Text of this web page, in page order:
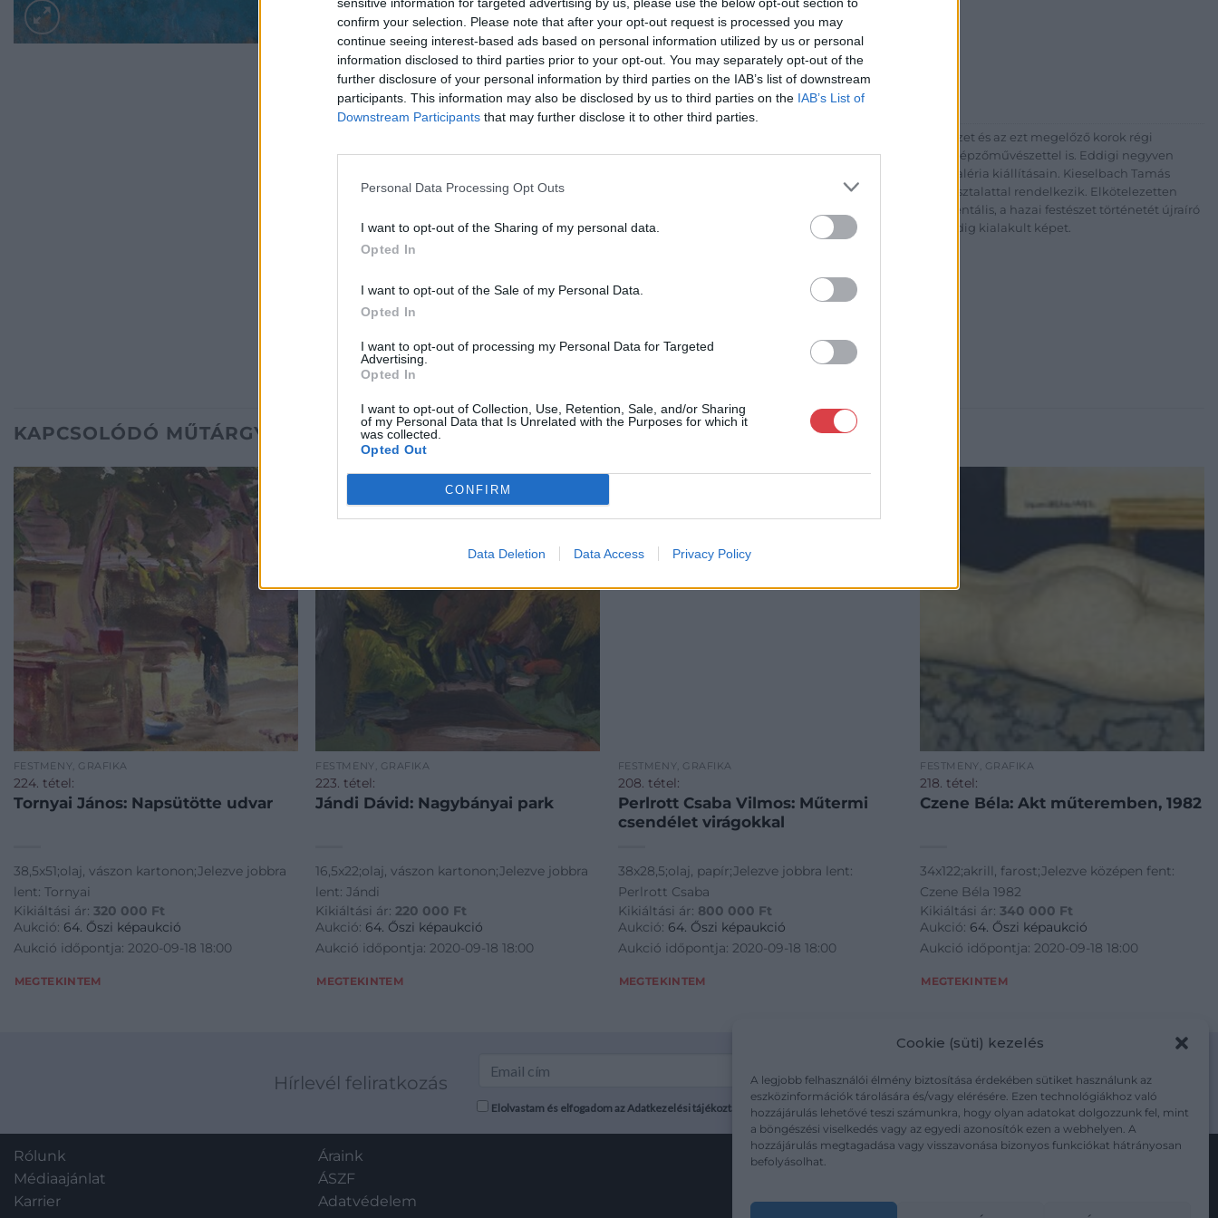
confirm your selection. Please note that after your opt-out request is processed you may
continue seeing interest-based ads based on personal information utilized by us or personal
information disclosed to third parties prior to your opt-out. You may separately opt-out of the
further disclosure of your personal information by third parties on the IAB’s list of downstream
participants. This information may also be disclosed by us to third parties on the IAB’s List of
Downstream Participants that may further disclose it to other third parties.
Personal Data Processing Opt Outs
I want to opt-out of the Sharing of my personal data.
Opted In
I want to opt-out of the Sale of my Personal Data.
Opted In
I want to opt-out of processing my Personal Data for Targeted
Advertising.
Opted In
I want to opt-out of Collection, Use, Retention, Sale, and/or Sharing
of my Personal Data that Is Unrelated with the Purposes for which it
was collected.
Opted Out
CONFIRM
Data Deletion Data Access Privacy Policy
Cookie (süti) kezelés
A legjobb felhasználói élmény biztosítása érdekében sütiket használunk az
eszközinformációk tárolására és/vagy elérésére. Ezen technológiákhoz való
hozzájárulás lehetővé teszi számunkra, hogy olyan adatokat dolgozzunk fel, mint
a böngészési viselkedés vagy az egyedi azonosítók ezen a webhelyen. A
hozzájárulás megtagadása vagy visszavonása bizonyos funkciókat hátrányosan
befolyásolhat.
Cím: Kolozsváry Gyöngyvér
Kieselbach Galéria Ker. Kft
1055 Budapest, Szent István krt. 5.
Telefon: +36 1 269 3148 +36 1 269 2219
Bemutatkozás: A Galéria profilja a 19. és 20. századi modern magyar festészet és az ezt megelőző korok régi
mesterei, de foglalkozik nemzetközi művészettel, fotográfiával és kortárs képzőművészettel is. Eddigi negyven
aukcióján tízezernél több tételt árverezett el, és sok ezer kép szerepelt a Galéria kiállításain. Kieselbach Tamás
művészettörténész, a Galéria tulajdonosa több mint 30 éves szakmai tapasztalattal rendelkezik. Elkötelezetten
dolgozik a magyar festészet hazai és nemzetközi elismertetésén. Monumentális, a hazai festészet történetét újraíró
albumaival alapvetően változtatta meg a magyar vizuális művészetről addig kialakult képet.
KAPCSOLÓDÓ MŰTÁRGYAK
FESTMÉNY, GRAFIKA
224. tétel:
Tornyai János: Napsütötte udvar
38,5x51;olaj, vászon kartonon;Jelezve jobbra
lent: Tornyai
Kikiáltási ár: 320 000 Ft
Aukció: 64. Őszi képaukció
Aukció időpontja: 2020-09-18 18:00
MEGTEKINTEM
FESTMÉNY, GRAFIKA
223. tétel:
Jándi Dávid: Nagybányai park
16,5x22;olaj, vászon kartonon;Jelezve jobbra
lent: Jándi
Kikiáltási ár: 220 000 Ft
Aukció: 64. Őszi képaukció
Aukció időpontja: 2020-09-18 18:00
MEGTEKINTEM
FESTMÉNY, GRAFIKA
208. tétel:
Perlrott Csaba Vilmos: Műtermi
csendélet virágokkal
38x28,5;olaj, papír;Jelezve jobbra lent:
Perlrott Csaba
Kikiáltási ár: 800 000 Ft
Aukció: 64. Őszi képaukció
Aukció időpontja: 2020-09-18 18:00
MEGTEKINTEM
FESTMÉNY, GRAFIKA
218. tétel:
Czene Béla: Akt műteremben, 1982
34x122;akrill, farost;Jelezve középen fent:
Czene Béla 1982
Kikiáltási ár:340 000 Ft
Aukció: 64. Őszi képaukció
Aukció időpontja: 2020-09-18 18:00
MEGTEKINTEM
Hírlevél feliratkozás
Elolvastam és elfogadom az Adatkezelési tájékoztatót: mutargy.com/adatkezelesi-tajekoztato/
Rólunk
Médiaajánlat
Karrier
Áraink
ÁSZF
Adatvédelem